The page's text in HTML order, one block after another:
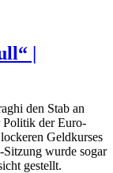
|
den Stab an
Politik der Euro-
Geldkurses
wurde sogar
gestellt.